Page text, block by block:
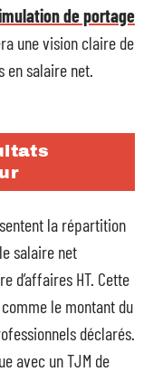
de portage
une vision claire de
en salaire net.
la répartition
salaire net
d’affaires HT. Cette
le montant du
déclarés.
avec un TJM de